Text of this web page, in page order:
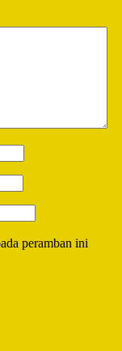
peramban ini